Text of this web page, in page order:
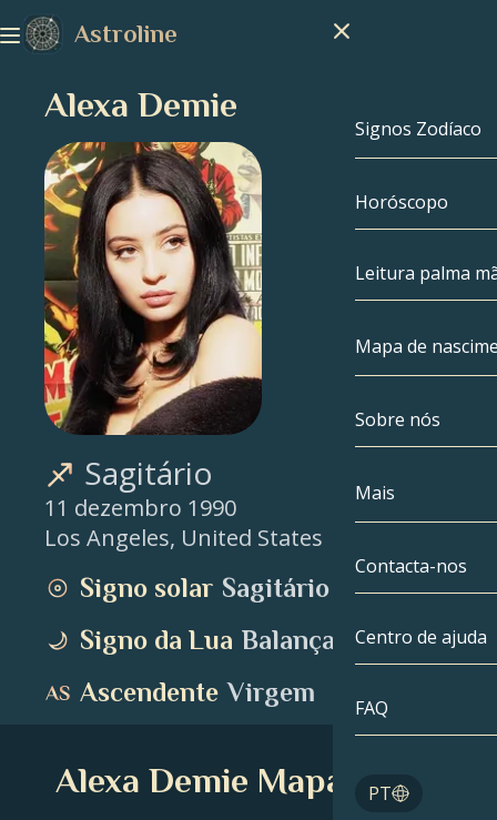
Astroline
Signos Zodíaco
Signos
Capricórnio
Peixes
Áries
Touro
Cancro
Leo
Virgem
Horóscopo
Leitura palma
Mapa de
Mapa de
Celebridades
Sobre nós
Mais
Tarot
Números de
Contacta-nos
Centro de ajuda
FAQ
PT
Alexa Demie
Sagitário
11 dezembro 1990
Los Angeles, United States
Signo solar Sagitário
Signo da Lua Balança
Ascendente Virgem
Alexa Demie Mapa astral